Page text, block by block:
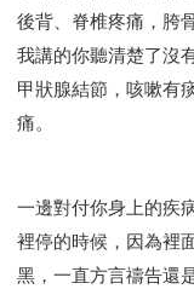
後背、脊椎疼痛，胯
我講的你聽清楚了沒
甲狀腺結節，咳嗽有
痛。
一邊對付你身上的疾
裡停的時候，因為裡
黑，一直方言禱告還